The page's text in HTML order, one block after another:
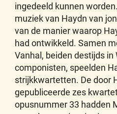
ingedeeld kunnen
muziek van Haydn van
van de manier waarop
had ontwikkeld. Samen
Vanhal, beiden destijds in
componisten, speelden
strijkkwartetten. De door
gepubliceerde zes
opusnummer 33 hadden